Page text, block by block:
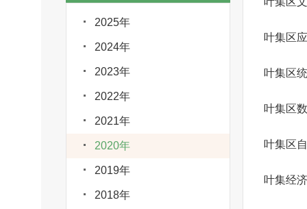
2025年
2024年
2023年
2022年
2021年
2020年
2019年
2018年
叶集区
叶集区
叶集区
叶集区
叶集经